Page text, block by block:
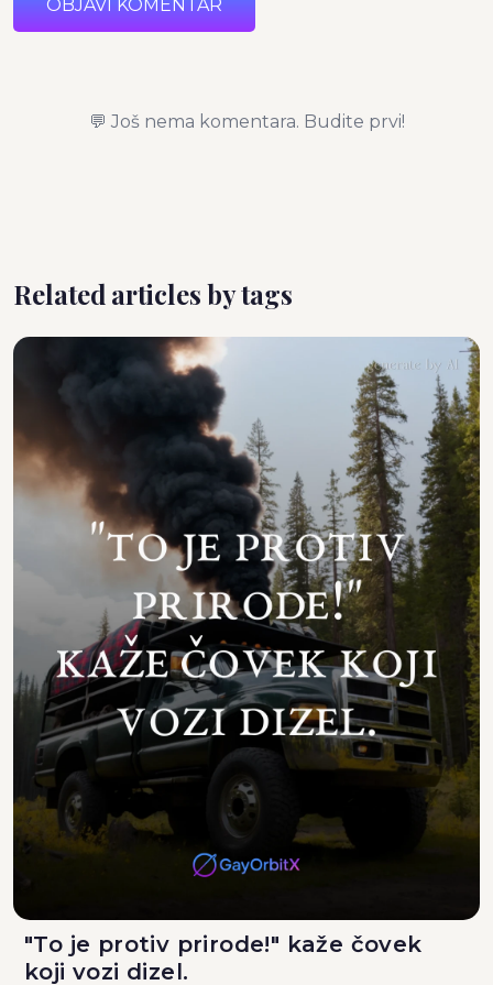
OBJAVI KOMENTAR
💬 Još nema komentara. Budite prvi!
Related articles by tags
"To je protiv prirode!" kaže čovek
koji vozi dizel.